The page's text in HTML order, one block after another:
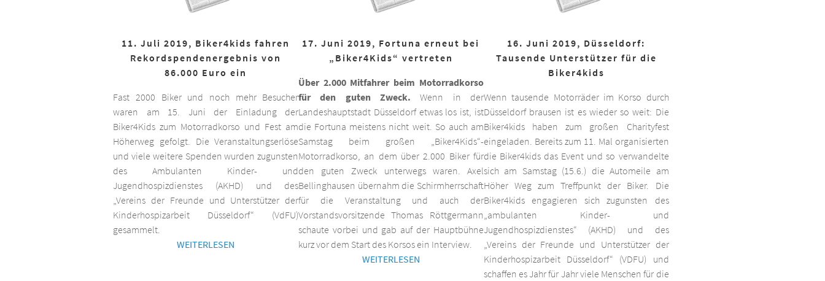
11. Juli 2019, Biker4kids fahren
Rekordspendenergebnis von
86.000 Euro ein
Fast 2000 Biker und noch mehr Besucher
waren am 15. Juni der Einladung der
Biker4Kids zum Motorradkorso und Fest am
Höherweg gefolgt. Die Veranstaltungserlöse
und viele weitere Spenden wurden zugunsten
des Ambulanten Kinder- und
Jugendhospizdienstes (AKHD) und des
„Vereins der Freunde und Unterstützer der
Kinderhospizarbeit Düsseldorf“ (VdFU)
gesammelt.
WEITERLESEN
17. Juni 2019, Fortuna erneut bei
„Biker4Kids“ vertreten
Über 2.000 Mitfahrer beim Motorradkorso
für den guten Zweck. Wenn in der
Landeshauptstadt Düsseldorf etwas los ist, ist
die Fortuna meistens nicht weit. So auch am
Samstag beim großen „Biker4Kids“-
Motorradkorso, an dem über 2.000 Biker für
den guten Zweck unterwegs waren. Axel
Bellinghausen übernahm die Schirmherrschaft
für die Veranstaltung und auch der
Vorstandsvorsitzende Thomas Röttgermann
schaute vorbei und gab auf der Hauptbühne
kurz vor dem Start des Korsos ein Interview.
WEITERLESEN
16. Juni 2019, Düsseldorf:
Tausende Unterstützer für die
Biker4kids
Wenn tausende Motorräder im Korso durch
Düsseldorf brausen ist es wieder so weit: Die
Biker4kids haben zum großen Charityfest
eingeladen. Bereits zum 11. Mal organisierten
die Biker4kids das Event und so verwandelte
sich am Samstag (15.6.) die Automeile am
Höher Weg zum Treffpunkt der Biker. Die
Biker4kids engagieren sich zugunsten des
„ambulanten Kinder- und
Jugendhospizdienstes“ (AKHD) und des
„Vereins der Freunde und Unterstützer der
Kinderhospizarbeit Düsseldorf“ (VDFU) und
schaffen es Jahr für Jahr viele Menschen für die